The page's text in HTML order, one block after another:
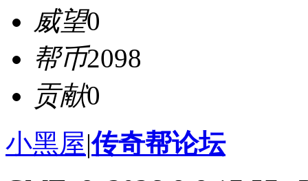
威望0
帮币2098
贡献0
小黑屋|传奇帮论坛